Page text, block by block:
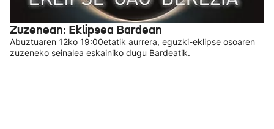
Zuzenean: Eklipsea Bardean
Abuztuaren 12ko 19:00etatik aurrera, eguzki-eklipse osoaren
zuzeneko seinalea eskainiko dugu Bardeatik.